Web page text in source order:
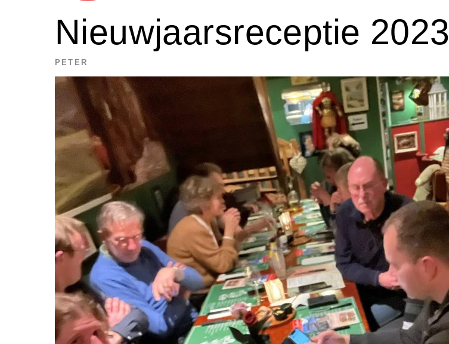
Nieuwjaarsreceptie 2023
PETER